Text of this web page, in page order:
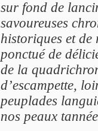
sur fond de
savoureuses
historiques et de
ponctué de
de la
d’escampette,
peuplades
nos peaux